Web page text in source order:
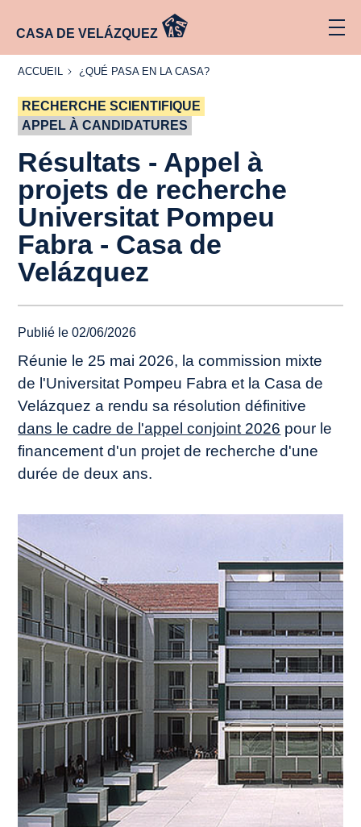
CASA DE VELÁZQUEZ
ACCUEIL
ACCUEIL
¿QUÉ
CASA?
¿QUÉ PASA EN LA CASA?
RECHERCHE SCIENTIFIQUE
APPEL À CANDIDATURES
Résultats - Appel à
projets de recherche
Universitat Pompeu
Fabra - Casa de
Velázquez
Publié le 02/06/2026
Réunie le 25 mai 2026, la commission mixte
de l'Universitat Pompeu Fabra et la Casa de
Velázquez a rendu sa résolution définitive
dans le cadre de l'appel conjoint 2026 pour le
financement d'un projet de recherche d'une
durée de deux ans.